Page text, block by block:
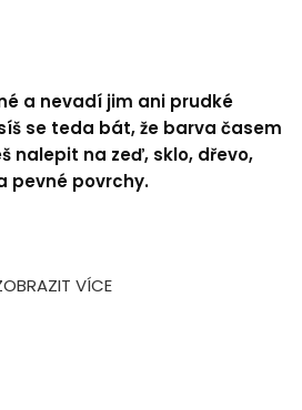
a nevadí jim ani prudké
se teda bát, že barva časem
nalepit na zeď, sklo, dřevo,
pevné povrchy.
VÍCE